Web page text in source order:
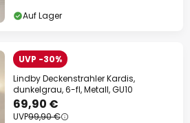
Auf Lager
UVP -30%
Lindby Deckenstrahler Kardis,
dunkelgrau, 6-fl, Metall, GU10
69,90 €
UVP99,90 €